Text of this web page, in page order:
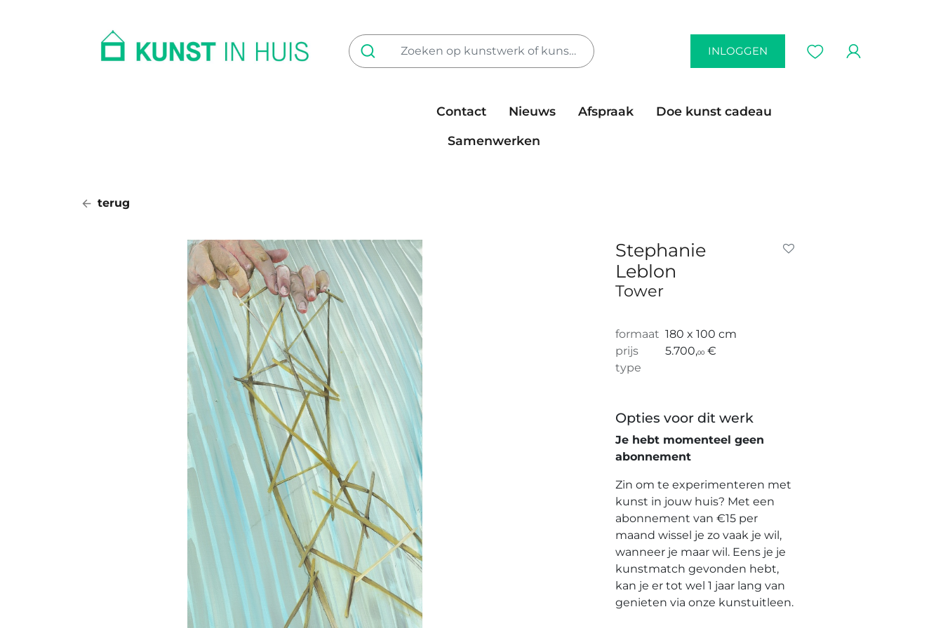
INLOGGEN
Contact Nieuws Afspraak
Doe kunst cadeau
Samenwerken
terug
Stephanie
Leblon
Tower
formaat 180 x 100 cm
prijs
5.700,00 €
type
Opties voor dit werk
Je hebt momenteel geen
abonnement
Zin om te experimenteren met
kunst in jouw huis? Met een
abonnement van €15 per
maand wissel je zo vaak je wil,
wanneer je maar wil. Eens je je
kunstmatch gevonden hebt,
kan je er tot wel 1 jaar lang van
genieten via onze kunstuitleen.